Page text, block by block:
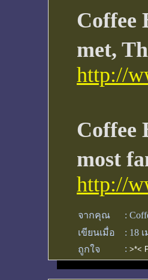
Coffee
met,
http://
Coffee
most
http://
จากคุณ :
เขียนเมื่อ
: 18
ถูกใจ
: >*<